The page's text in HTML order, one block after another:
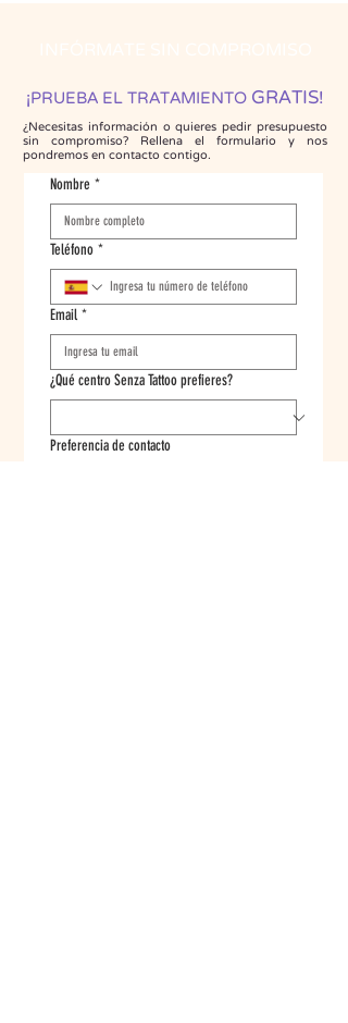
¡PRUEBA EL TRATAMIENTO GRATIS!
¿Necesitas información o quieres pedir presupuesto
sin compromiso? Rellena el formulario y nos
pondremos en contacto contigo.
Nombre *
Teléfono *
Email *
¿Qué centro Senza Tattoo prefieres?
Preferencia de contacto